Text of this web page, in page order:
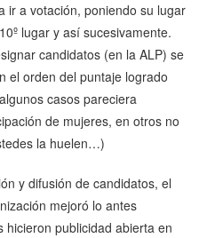
ir a votación, poniendo su lugar
lugar y así sucesivamente.
candidatos (en la ALP) se
el orden del puntaje logrado
casos pareciera
de mujeres, en otros no
la huelen…)
y difusión de candidatos, el
mejoró lo antes
publicidad abierta en